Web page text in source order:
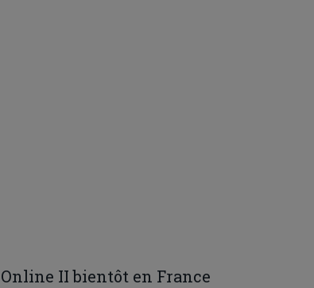
II bientôt en France